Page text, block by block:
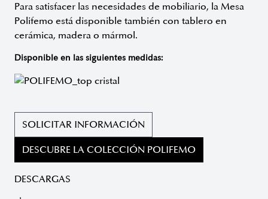
Para satisfacer las necesidades de mobiliario, la Mesa
Polifemo está disponible también con tablero en
cerámica, madera o mármol.
Disponible en las siguientes medidas:
SOLICITAR INFORMACIÓN
DESCUBRE LA COLECCIÓN POLIFEMO
DESCARGAS